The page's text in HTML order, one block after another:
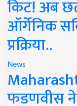
किट! अब
ऑर्गेनिक
प्रक्रिया..
News
फडणवीस ने